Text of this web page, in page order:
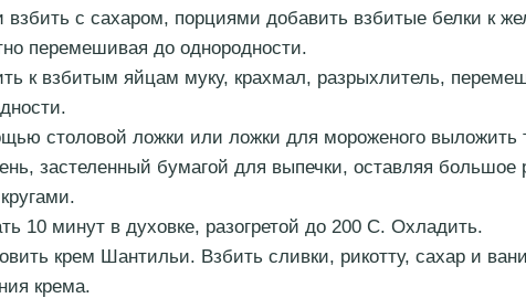
взбить с сахаром, порциями добавить взбитые белки к
перемешивая до однородности.
к взбитым яйцам муку, крахмал, разрыхлитель,
столовой ложки или ложки для мороженого выложить
застеленный бумагой для выпечки, оставляя большое
10 минут в духовке, разогретой до 200 С. Охладить.
крем Шантильи. Взбить сливки, рикотту, сахар и
крема.